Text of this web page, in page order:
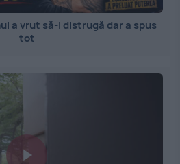
a vrut să-l distrugă dar a spus
tot